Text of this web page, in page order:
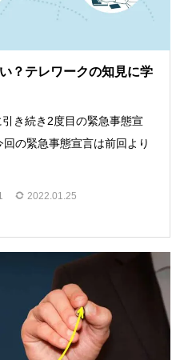
？テレワークの知見に学
き続き2度目の緊急事態宣
の緊急事態宣言は前回より
2022.01.25